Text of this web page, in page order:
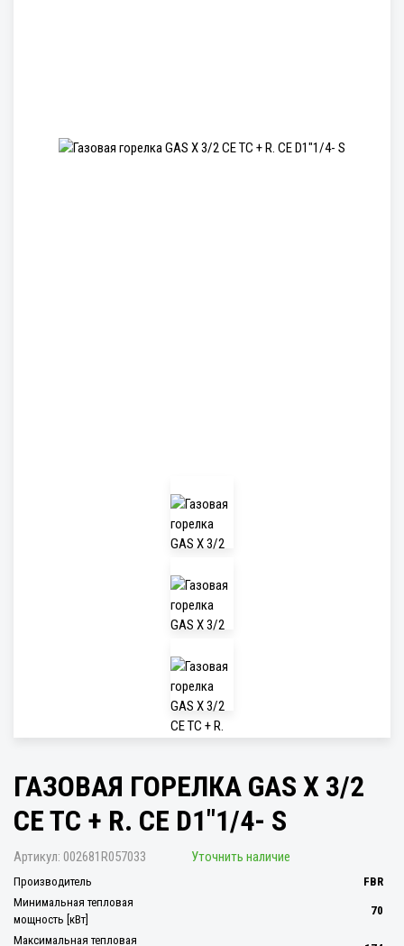
ГАЗОВАЯ ГОРЕЛКА GAS X 3/2
CE TC + R. CE D1"1/4- S
Артикул: 002681R057033 Уточнить наличие
Производитель
FBR
Минимальная тепловая
мощность [кВт]
70
Максимальная тепловая